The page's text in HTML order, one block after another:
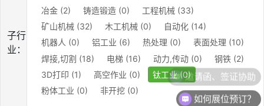
子行
业：
冶金 (2)
铸造锻造 (0)
工程机械 (33)
矿山机械 (32)
木工机械 (0)
自动化 (14)
机器人 (0)
铝工业 (6) 热处理 (0)
表面处理 (10)
焊接,切割 (18)
电梯 (16) 动力,传动 (0)
钢铁 (2)
3D打印 (1)
高空作业 (0)
钛工业 (0)
粉体工业 (0)
非开挖 (0)
如何展位预订？
邀请函、签证协助